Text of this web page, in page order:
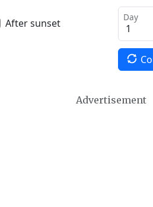
After sunset Day
Advertisement